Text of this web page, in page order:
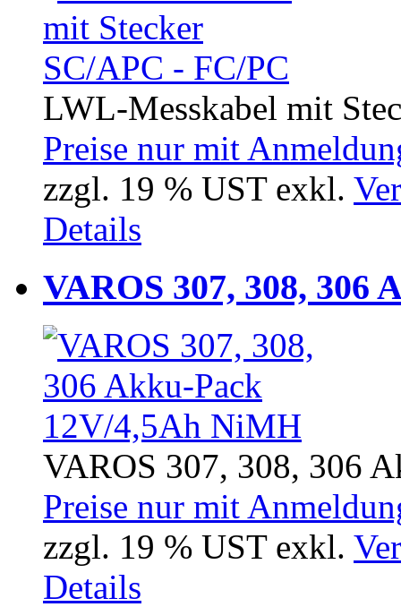
LWL-Messkabel mit
Preise nur mit
zzgl. 19 % UST exkl.
Details
VAROS 307, 308, 306
VAROS 307, 308, 306
Preise nur mit
zzgl. 19 % UST exkl.
Details